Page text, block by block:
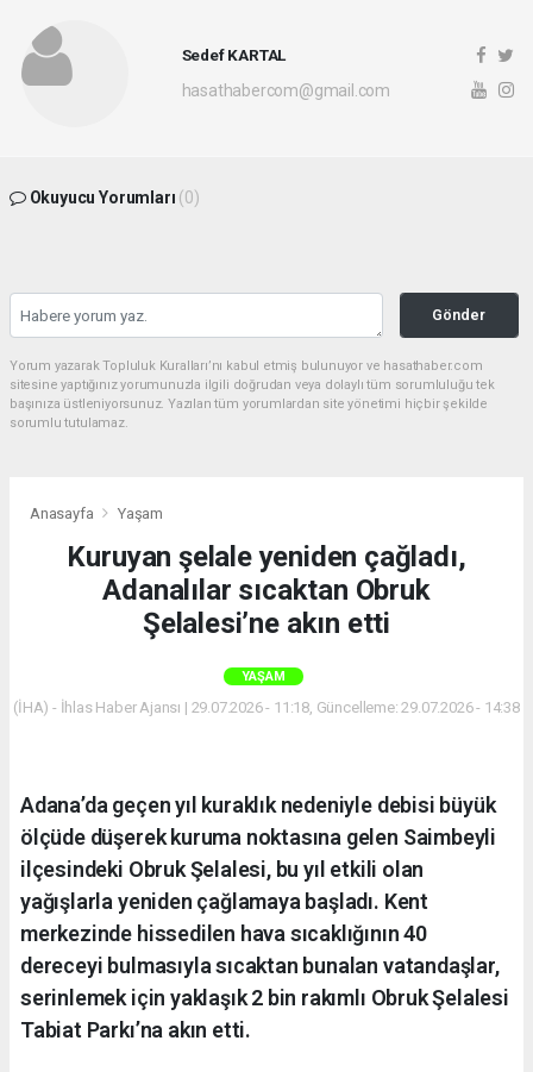
Sedef KARTAL
hasathabercom@gmail.com
Okuyucu Yorumları (0)
Gönder
Yorum yazarak Topluluk Kuralları’nı kabul etmiş bulunuyor ve hasathaber.com
sitesine yaptığınız yorumunuzla ilgili doğrudan veya dolaylı tüm sorumluluğu tek
başınıza üstleniyorsunuz. Yazılan tüm yorumlardan site yönetimi hiçbir şekilde
sorumlu tutulamaz.
Anasayfa Yaşam
Kuruyan şelale yeniden çağladı,
Adanalılar sıcaktan Obruk
Şelalesi’ne akın etti
YAŞAM
(İHA) - İhlas Haber Ajansı | 29.07.2026 - 11:18, Güncelleme: 29.07.2026 - 14:38
Adana’da geçen yıl kuraklık nedeniyle debisi büyük
ölçüde düşerek kuruma noktasına gelen Saimbeyli
ilçesindeki Obruk Şelalesi, bu yıl etkili olan
yağışlarla yeniden çağlamaya başladı. Kent
merkezinde hissedilen hava sıcaklığının 40
dereceyi bulmasıyla sıcaktan bunalan vatandaşlar,
serinlemek için yaklaşık 2 bin rakımlı Obruk Şelalesi
Tabiat Parkı’na akın etti.